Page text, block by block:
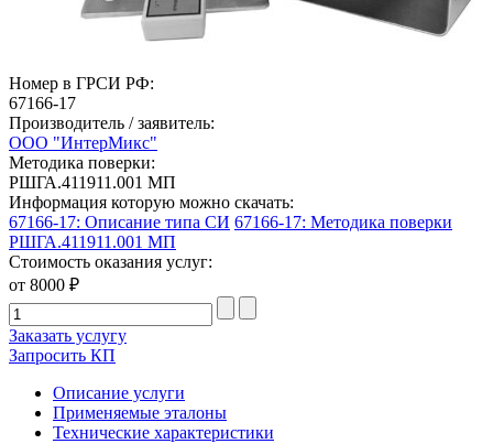
Номер в ГРСИ РФ:
67166-17
Производитель / заявитель:
ООО "ИнтерМикс"
Методика поверки:
РШГА.411911.001 МП
Информация которую можно скачать:
67166-17: Описание типа СИ 67166-17: Методика поверки
РШГА.411911.001 МП
Стоимость оказания услуг:
от 8000 ₽
Заказать услугу
Запросить КП
Описание услуги
Применяемые эталоны
Технические характеристики